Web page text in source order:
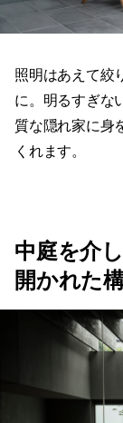
照明はあえて絞
に。明るすぎな
質な隠れ家に身
くれます。
中庭を介
開かれた